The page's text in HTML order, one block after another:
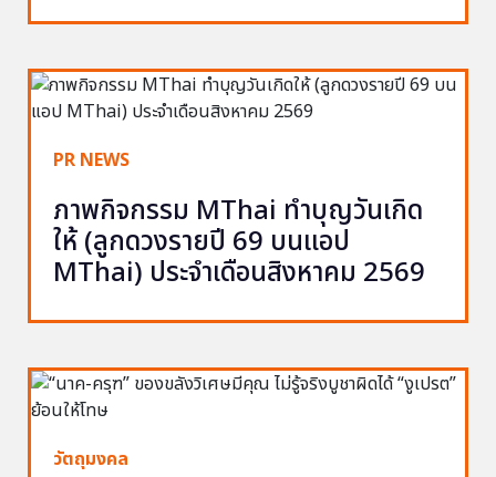
PR NEWS
ภาพกิจกรรม MThai ทำบุญวันเกิด
ให้ (ลูกดวงรายปี 69 บนแอป
MThai) ประจำเดือนสิงหาคม 2569
วัตถุมงคล